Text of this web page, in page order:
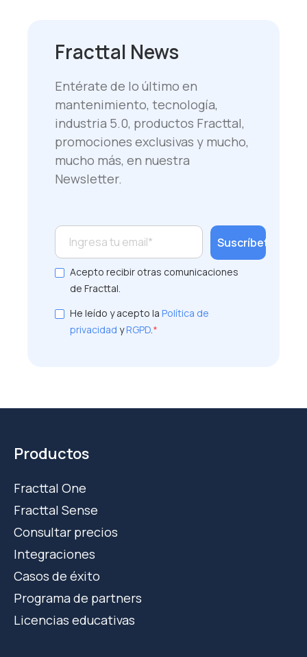
Fracttal News
Entérate de lo último en
mantenimiento, tecnología,
industria 5.0, productos Fracttal,
promociones exclusivas y mucho,
mucho más, en nuestra
Newsletter.
Acepto recibir otras comunicaciones
de Fracttal.
He leído y acepto la Política de
privacidad yRGPD.*
Productos
Fracttal One
Fracttal Sense
Consultar precios
Integraciones
Casos de éxito
Programa de partners
Licencias educativas